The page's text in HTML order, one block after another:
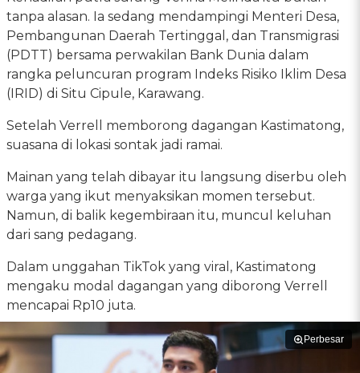
tanpa alasan. Ia sedang mendampingi Menteri Desa,
Pembangunan Daerah Tertinggal, dan Transmigrasi
(PDTT) bersama perwakilan Bank Dunia dalam
rangka peluncuran program Indeks Risiko Iklim Desa
(IRID) di Situ Cipule, Karawang.
Setelah Verrell memborong dagangan Kastimatong,
suasana di lokasi sontak jadi ramai.
Mainan yang telah dibayar itu langsung diserbu oleh
warga yang ikut menyaksikan momen tersebut.
Namun, di balik kegembiraan itu, muncul keluhan
dari sang pedagang.
Dalam unggahan TikTok yang viral, Kastimatong
mengaku modal dagangan yang diborong Verrell
mencapai Rp10 juta.
Perbesar